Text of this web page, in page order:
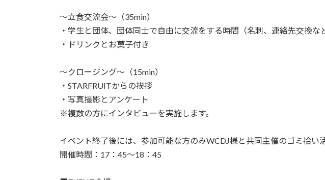
～立食交流会～（35min）
・学生と団体、団体同士で自由に交流をする時間（名刺、連絡先交換な
・ドリンクとお菓子付き
～クロージング～（15min）
・STARFRUITからの挨拶
・写真撮影とアンケート
※複数の方にインタビューを実施します。
イベント終了後には、参加可能な方のみWCDJ様と共同主催のゴミ拾い
​開催時間：17：45～18：45